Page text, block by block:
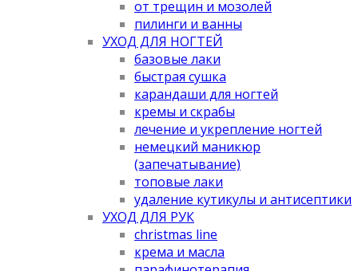
от трещин и мозолей
пилинги и ванны
УХОД ДЛЯ НОГТЕЙ
базовые лаки
быстрая сушка
карандаши для ногтей
кремы и скрабы
лечение и укрепление ногтей
немецкий маникюр
(запечатывание)
топовые лаки
удаление кутикулы и антисептики
УХОД ДЛЯ РУК
christmas line
крема и масла